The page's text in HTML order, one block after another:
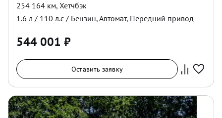
254 164 км, Хетчбэк
1.6 л / 110 л.с / Бензин,Автомат, Передний привод
544 001 ₽
Оставить заявку